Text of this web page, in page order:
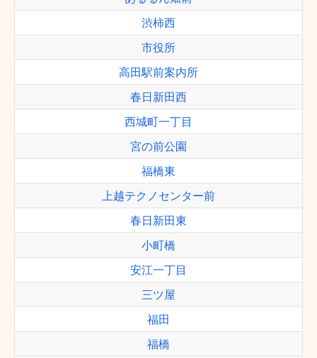
渋柿西
市役所
高田駅前案内所
春日新田西
西城町一丁目
宮の前公園
福橋東
上越テクノセンター前
春日新田東
小町橋
安江一丁目
三ツ屋
福田
福橋